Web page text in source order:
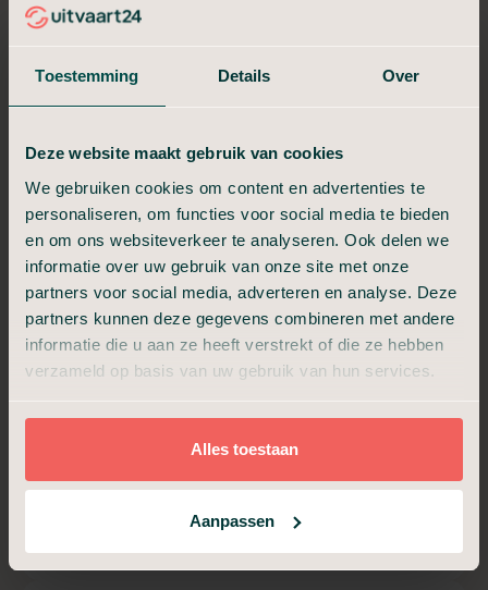
Toestemming Details Over
Deze website maakt gebruik van cookies
We gebruiken cookies om content en advertenties te
personaliseren, om functies voor social media te bieden
en om ons websiteverkeer te analyseren. Ook delen we
informatie over uw gebruik van onze site met onze
partners voor social media, adverteren en analyse. Deze
partners kunnen deze gegevens combineren met andere
informatie die u aan ze heeft verstrekt of die ze hebben
verzameld op basis van uw gebruik van hun services.
Alles toestaan
Aanpassen
voor de diensten die u wilt. De getoonde tarieven zijn
Vergelijk hieronder de drie pakketten.
Niet meer dan nodig, niet minder dan waardig.
€ 1.299,-
Vanaf
24/7 bereikbaar
Aannemen en regelen
Uitvaartkist met kleine beschadiging
Crematie en as ophalen